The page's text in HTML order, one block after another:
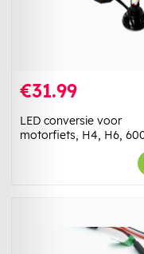
€31.99
LED conversie voor
motorfiets, H4, H6,